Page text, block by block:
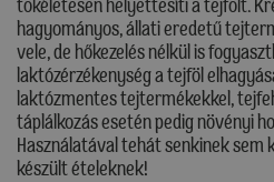
tökéletesen helyettesíti a tejfölt.
hagyományos, állati eredetű
vele, de hőkezelés nélkül is
laktózérzékenység a tejföl
laktózmentes tejtermékekkel,
táplálkozás esetén pedig növényi
Használatával tehát senkinek sem
készült ételeknek!